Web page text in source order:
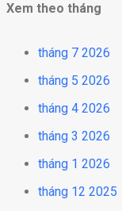
Xem theo tháng
tháng 7 2026
tháng 5 2026
tháng 4 2026
tháng 3 2026
tháng 1 2026
tháng 12 2025